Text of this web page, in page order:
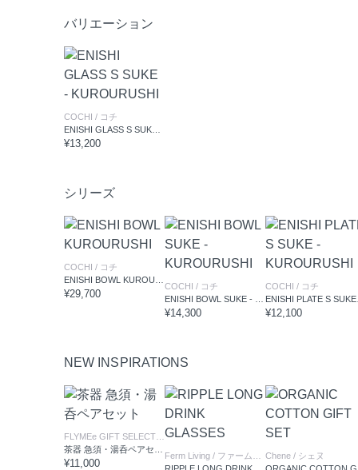
バリエーション
COCHI / コチ
¥13,200
シリーズ
COCHI / コチ
¥29,700
COCHI / コチ
¥14,300
COCHI / コチ
¥12,100
NEW INSPIRATIONS
/ フライミーギフトセレクション
¥11,000
Ferm Living / ファームリビング
Chene / シェヌ